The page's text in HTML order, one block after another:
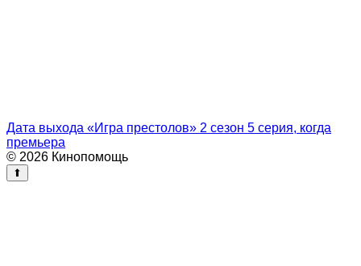
Дата выхода «Игра престолов» 2 сезон 5 серия, когда
премьера
© 2026 Кинопомощь